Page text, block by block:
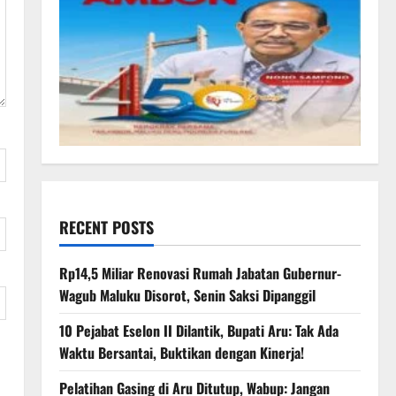
RECENT POSTS
Rp14,5 Miliar Renovasi Rumah Jabatan Gubernur-
Wagub Maluku Disorot, Senin Saksi Dipanggil
10 Pejabat Eselon II Dilantik, Bupati Aru: Tak Ada
Waktu Bersantai, Buktikan dengan Kinerja!
Pelatihan Gasing di Aru Ditutup, Wabup: Jangan